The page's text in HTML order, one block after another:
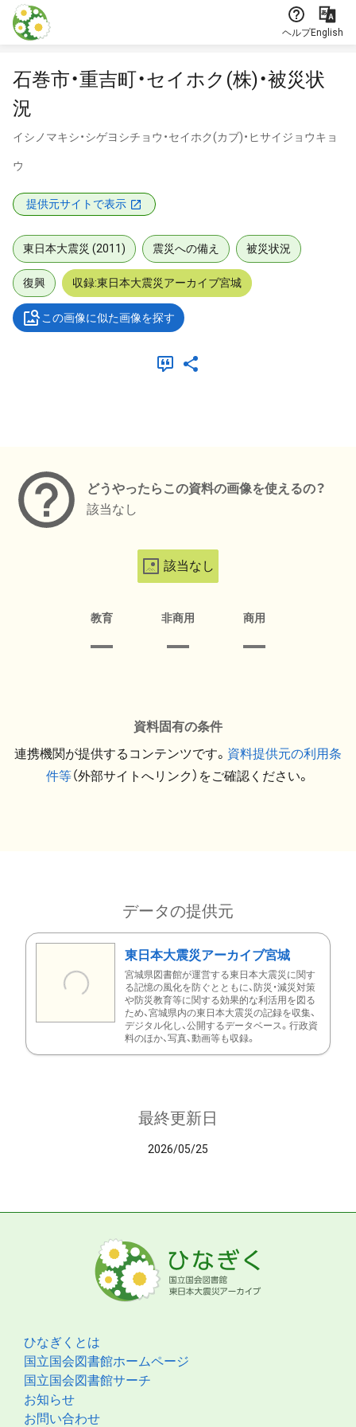
本文に飛ぶ
ヘルプEnglish
石巻市・重吉町・セイホク(株)・被災状
況
イシノマキシ・シゲヨシチョウ・セイホク(カブ)・ヒサイジョウキョ
ウ
提供元サイトで表示
東日本大震災 (2011) 震災への備え 被災状況
復興 収録:東日本大震災アーカイブ宮城
この画像に似た画像を探す
どうやったらこの資料の画像を使えるの？
該当なし
該当なし
教育 非商用 商用
資料固有の条件
連携機関が提供するコンテンツです。 資料提供元の利用条
件等（外部サイトへリンク）をご確認ください。
データの提供元
東日本大震災アーカイブ宮城
宮城県図書館が運営する東日本大震災に関す
る記憶の風化を防ぐとともに、防災・減災対策
や防災教育等に関する効果的な利活用を図る
ため、宮城県内の東日本大震災の記録を収集、
デジタル化し、公開するデータベース。行政資
料のほか、写真、動画等も収録。
最終更新日
2026/05/25
ひなぎくとは
国立国会図書館ホームページ
国立国会図書館サーチ
お知らせ
お問い合わせ